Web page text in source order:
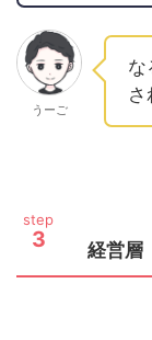
うーご
な
step
3 経営層